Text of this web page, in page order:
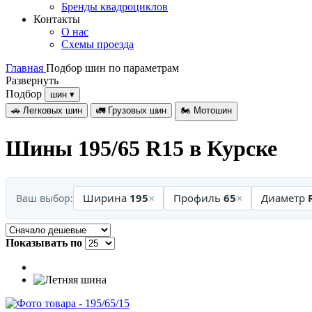
Бренды квадроциклов
Контакты
О нас
Схемы проезда
Главная Подбор шин по параметрам
Развернуть
Подбор
шин ▾
🚗 Легковых шин 🚛Грузовых шин 🏍 Мотошин
Шины 195/65 R15 в Курске
Ваш выбор: Ширина 195× Профиль 65× Диаметр
Показывать по